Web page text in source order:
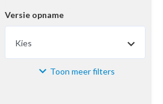
Versie opname
Kies
Materiaal Toon meer filters